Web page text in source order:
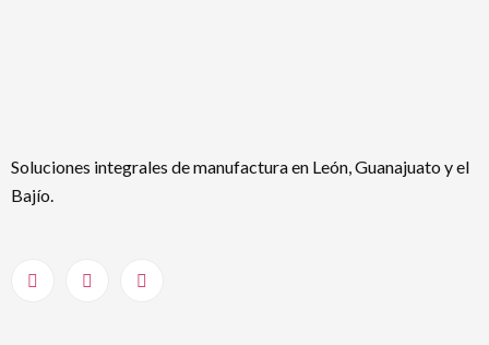
Soluciones integrales de manufactura en León, Guanajuato y el
Bajío.